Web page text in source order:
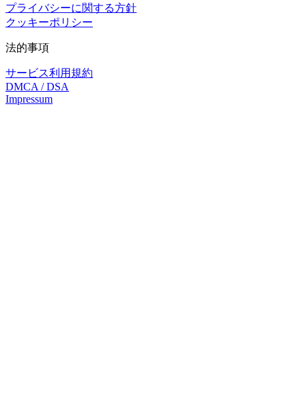
プライバシーに関する方針
クッキーポリシー
法的事項
サービス利用規約
DMCA / DSA
Impressum